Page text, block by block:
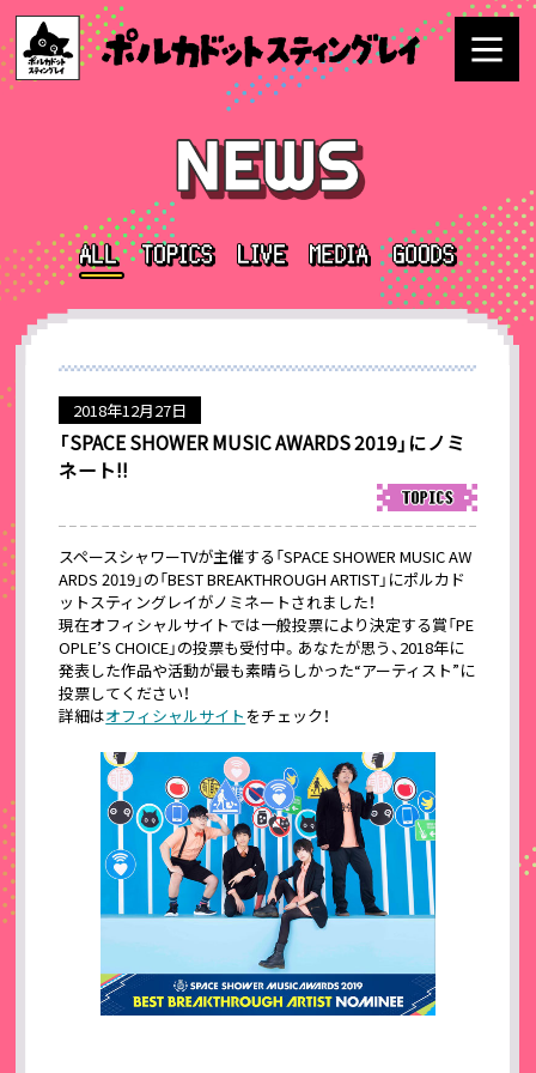
2018年12月27日
「SPACE SHOWER MUSIC AWARDS 2019」にノミ
ネート!!
スペースシャワーTVが主催する「SPACE SHOWER MUSIC AW
ARDS 2019」の「BEST BREAKTHROUGH ARTIST」にポルカド
ットスティングレイがノミネートされました！
現在オフィシャルサイトでは一般投票により決定する賞「PE
OPLE’S CHOICE」の投票も受付中。あなたが思う、2018年に
発表した作品や活動が最も素晴らしかった“アーティスト”に
投票してください！
詳細はオフィシャルサイトをチェック！